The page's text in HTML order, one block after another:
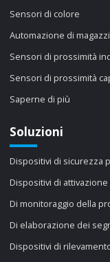
Sensori di colore
Automazione di
Sensori di prossimità
Sensori di prossimità
Saperne di più
Soluzioni
Dispositivi di sicurezza
Dispositivi di
Di monitoraggio della
Di elaborazione dei
Dispositivi di